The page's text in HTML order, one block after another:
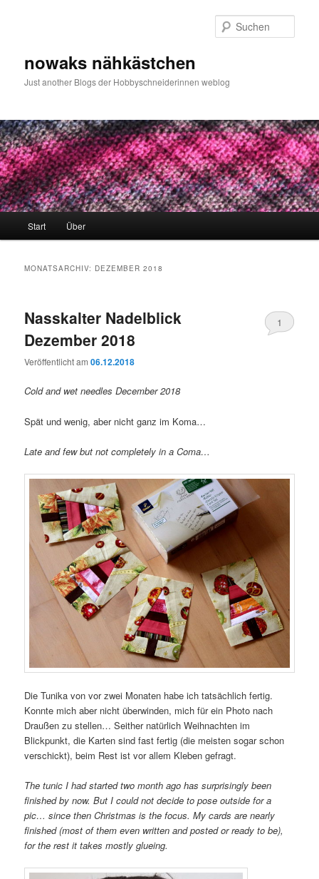
nowaks nähkästchen
Just another Blogs der Hobbyschneiderinnen weblog
Start Über
MONATSARCHIV: DEZEMBER 2018
Nasskalter Nadelblick
Dezember 2018
Veröffentlicht am06.12.2018
1
Cold and wet needles December 2018
Spät und wenig, aber nicht ganz im Koma…
Late and few but not completely in a Coma…
Die Tunika von vor zwei Monaten habe ich tatsächlich fertig.
Konnte mich aber nicht überwinden, mich für ein Photo nach
Draußen zu stellen… Seither natürlich Weihnachten im
Blickpunkt, die Karten sind fast fertig (die meisten sogar schon
verschickt), beim Rest ist vor allem Kleben gefragt.
The tunic I had started two month ago has surprisingly been
finished by now. But I could not decide to pose outside for a
pic… since then Christmas is the focus. My cards are nearly
finished (most of them even written and posted or ready to be),
for the rest it takes mostly glueing.